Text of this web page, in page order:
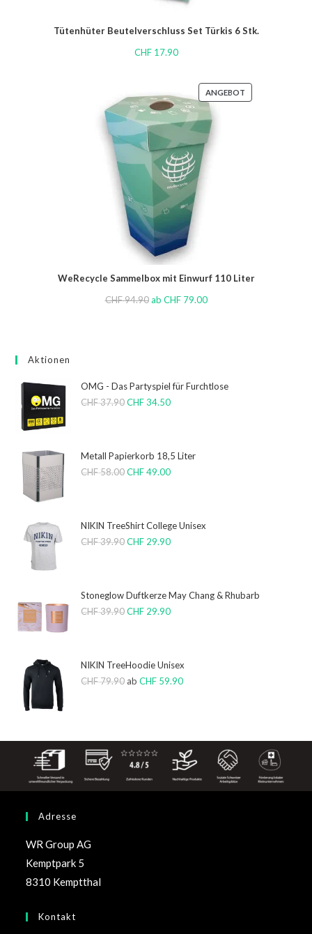
Tütenhüter Beutelverschluss Set Türkis 6 Stk.
CHF17.90
ANGEBOT
WeRecycle Sammelbox mit Einwurf 110 Liter
CHF94.90 ab CHF79.00
Aktionen
OMG - Das Partyspiel für Furchtlose
CHF37.90 CHF34.50
Metall Papierkorb 18,5 Liter
CHF58.00 CHF49.00
NIKIN TreeShirt College Unisex
CHF39.90 CHF 29.90
Stoneglow Duftkerze May Chang & Rhubarb
CHF39.90 CHF 29.90
NIKIN TreeHoodie Unisex
CHF79.90 abCHF 59.90
Adresse
WR Group AG
Kemptpark 5
8310 Kemptthal
Kontakt